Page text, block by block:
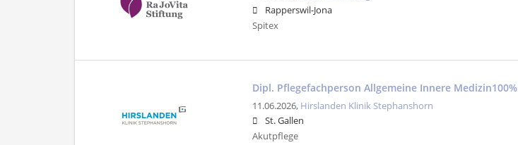
Rapperswil-Jona
Spitex
Dipl. Pflegefachperson Allgemeine Innere Medizin100%
11.06.2026, Hirslanden Klinik Stephanshorn
St. Gallen
Akutpflege